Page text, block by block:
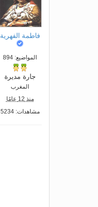
فاطمة الفهرية
المواضيع: 894
جارة مديرة
المغرب
منذ 12 عامًا
مشاهدات: 5234